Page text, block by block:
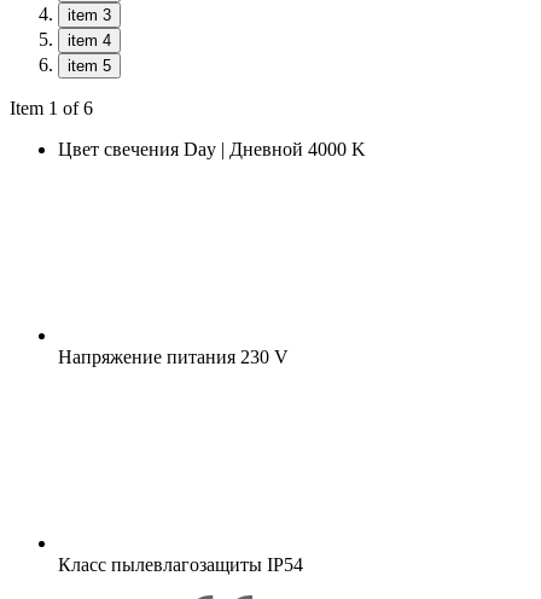
item 3
item 4
item 5
Item 1 of 6
Цвет свечения Day | Дневной 4000 K
Напряжение питания 230 V
Класс пылевлагозащиты IP54